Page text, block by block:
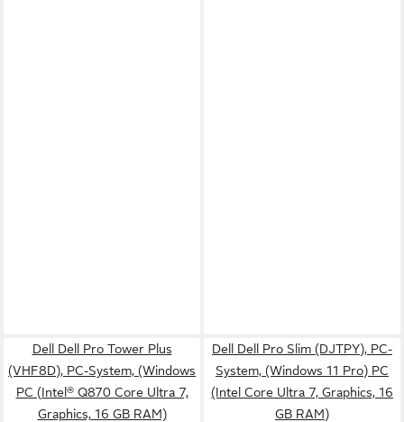
Dell Dell Pro Tower Plus
(VHF8D), PC-System, (Windows
PC (Intel® Q870 Core Ultra 7,
Graphics, 16 GB RAM)
Dell Dell Pro Slim (DJTPY), PC-
System, (Windows 11 Pro) PC
(Intel Core Ultra 7, Graphics, 16
GB RAM)